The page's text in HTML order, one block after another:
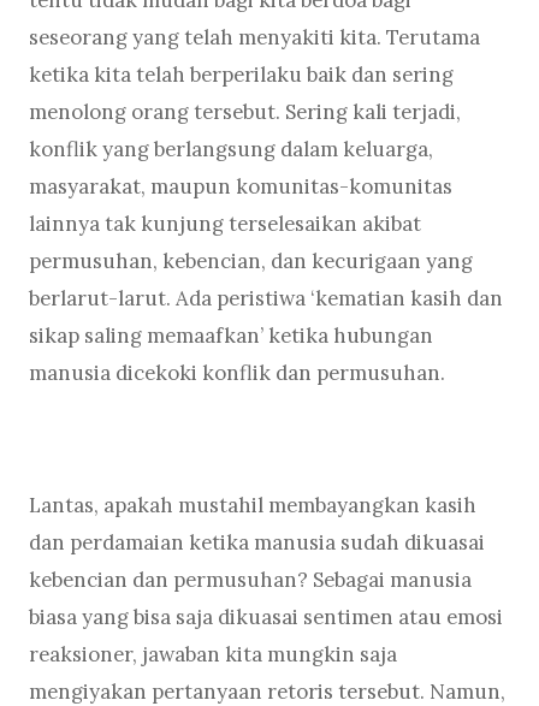
seseorang yang telah menyakiti kita. Terutama
ketika kita telah berperilaku baik dan sering
menolong orang tersebut. Sering kali terjadi,
konflik yang berlangsung dalam keluarga,
masyarakat, maupun komunitas-komunitas
lainnya tak kunjung terselesaikan akibat
permusuhan, kebencian, dan kecurigaan yang
berlarut-larut. Ada peristiwa ‘kematian kasih dan
sikap saling memaafkan’ ketika hubungan
manusia dicekoki konflik dan permusuhan.
Lantas, apakah mustahil membayangkan kasih
dan perdamaian ketika manusia sudah dikuasai
kebencian dan permusuhan? Sebagai manusia
biasa yang bisa saja dikuasai sentimen atau emosi
reaksioner, jawaban kita mungkin saja
mengiyakan pertanyaan retoris tersebut. Namun,